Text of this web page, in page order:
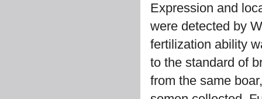
Expression and
were detected by
fertilization ability
to the standard of
from the same